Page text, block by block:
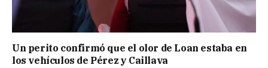
Un perito confirmó que el olor de Loan estaba en
los vehículos de Pérez y Caillava